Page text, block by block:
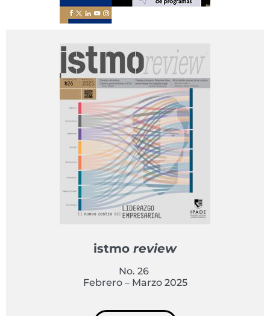
istmo review
No. 26
Febrero – Marzo 2025